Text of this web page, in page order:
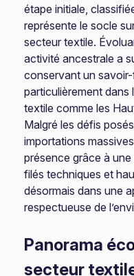
étape initiale,
représente le socle
secteur textile.
activité ancestrale a
conservant un
particulièrement
textile comme les
Malgré les défis
importations
présence grâce à
filés techniques et
désormais dans une
respectueuse de
Panorama
secteur